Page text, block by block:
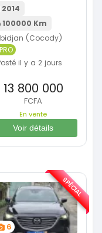
2014
100000 Km
(Cocody)
PRO
il y a 2 jours
13 800 000
FCFA
En vente
Voir détails
6
SPÉCIAL